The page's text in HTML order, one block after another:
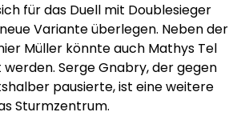
für das Duell mit Doublesieger
Variante überlegen. Neben der
Müller könnte auch Mathys Tel
Serge Gnabry, der gegen
pausierte, ist eine weitere
Sturmzentrum.